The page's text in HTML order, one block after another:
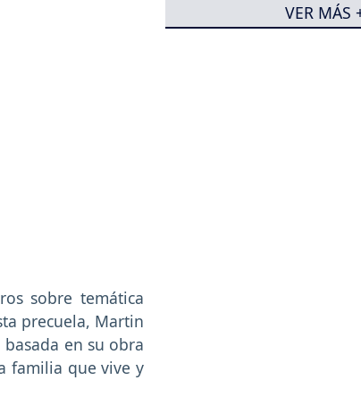
sobre temática
precuela, Martin
en su obra
familia que vive y
VER MÁS